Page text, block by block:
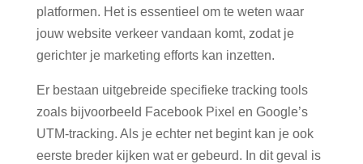
platformen. Het is essentieel om te weten waar
jouw website verkeer vandaan komt, zodat je
gerichter je marketing efforts kan inzetten.
Er bestaan uitgebreide specifieke tracking tools
zoals bijvoorbeeld Facebook Pixel en Google’s
UTM-tracking. Als je echter net begint kan je ook
eerste breder kijken wat er gebeurd. In dit geval is